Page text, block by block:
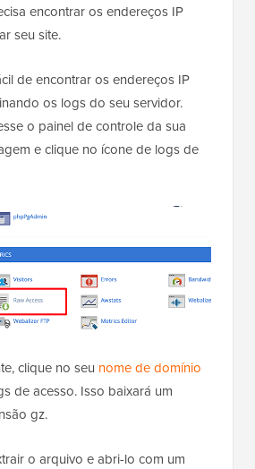
encontrar os endereços IP
seu site.
de encontrar os endereços IP
os logs do seu servidor.
o painel de controle da sua
e clique no ícone de logs de
clique no seu nome de domínio
de acesso. Isso baixará um
gz.
o arquivo e abri-lo com um